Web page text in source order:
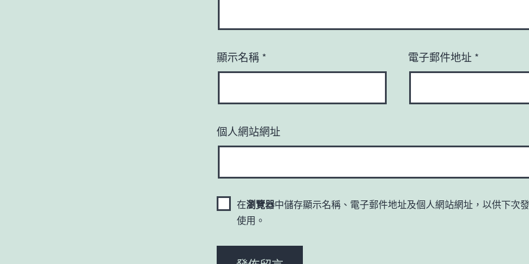
顯示名稱 * 電子郵件地址 *
個人網站網址
在瀏覽器中儲存顯示名稱、電子郵件地址及個人網站網址，以供下次
使用。